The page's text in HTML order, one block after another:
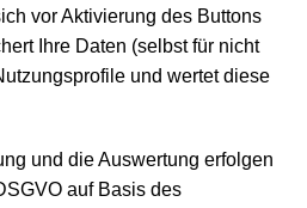
vor Aktivierung des Buttons
Ihre Daten (selbst für nicht
und wertet diese
und die Auswertung erfolgen
auf Basis des